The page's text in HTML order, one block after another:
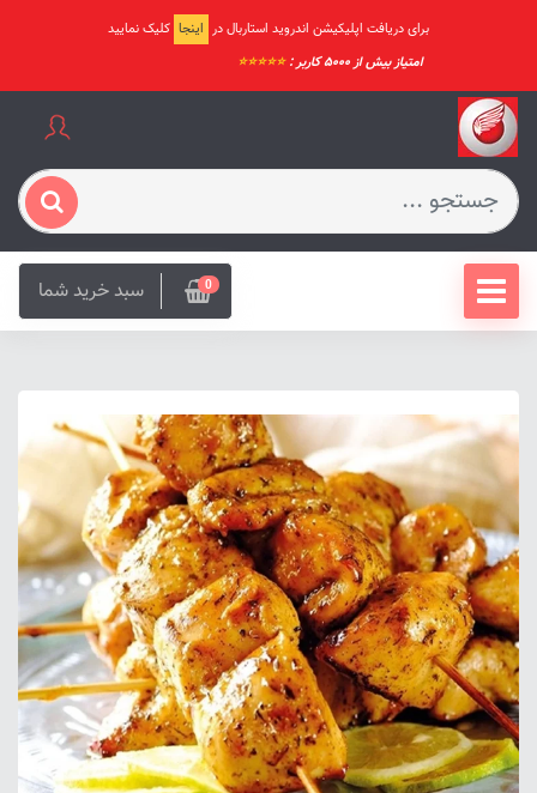
برای دریافت اپلیکیشن اندروید استاربال در اینجا کلیک نمایید
امتیاز بیش از ۵۰۰۰ کاربر :
⭐️⭐️⭐️⭐️⭐️
0 سبد خرید شما